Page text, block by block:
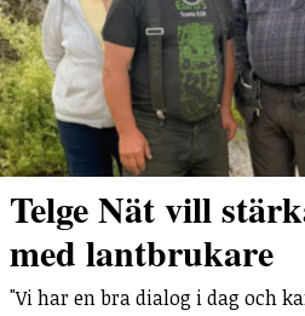
Telge Nät vill
med lantbrukare
"Vi har en bra dialog i dag och